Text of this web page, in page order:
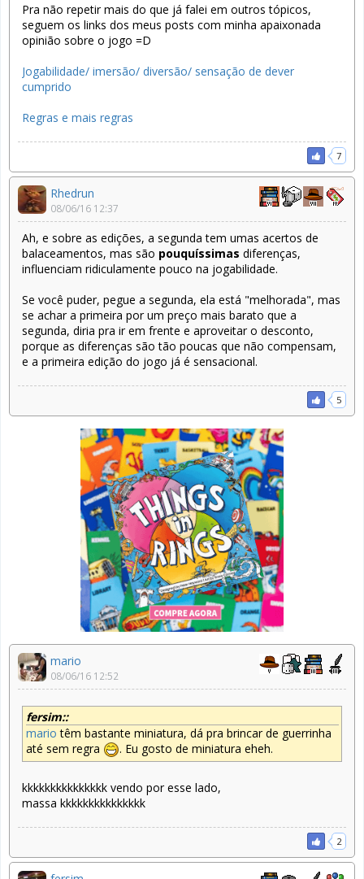
Pra não repetir mais do que já falei em outros tópicos,
seguem os links dos meus posts com minha apaixonada
opinião sobre o jogo =D
Jogabilidade/ imersão/ diversão/ sensação de dever
cumprido
Regras e mais regras
7
Rhedrun
08/06/16 12:37
Ah, e sobre as edições, a segunda tem umas acertos de
balaceamentos, mas são pouquíssimas diferenças,
influenciam ridiculamente pouco na jogabilidade.
Se você puder, pegue a segunda, ela está "melhorada", mas
se achar a primeira por um preço mais barato que a
segunda, diria pra ir em frente e aproveitar o desconto,
porque as diferenças são tão poucas que não compensam,
e a primeira edição do jogo já é sensacional.
5
mario
08/06/16 12:52
fersim::
mario têm bastante miniatura, dá pra brincar de guerrinha
até sem regra
. Eu gosto de miniatura eheh.
kkkkkkkkkkkkkkk vendo por esse lado,
massa kkkkkkkkkkkkkkk
2